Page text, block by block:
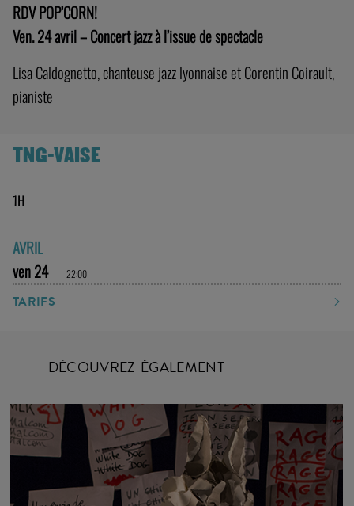
RDV POP’CORN!
Ven. 24 avril – Concert jazz à l’issue de spectacle
Lisa Caldognetto, chanteuse jazz lyonnaise etCorentin Coirault,
pianiste
TNG-VAISE
1H
AVRIL
ven 24
22:00
TARIFS
DÉCOUVREZ ÉGALEMENT